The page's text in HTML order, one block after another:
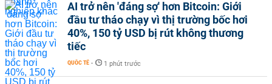
AI trở nên 'đáng sợ' hơn Bitcoin: Giới
đầu tư tháo chạy vì thị trường bốc hơi
40%, 150 tỷ USD bị rút không thương
tiếc
QUỐC TẾ - 1 phút trước